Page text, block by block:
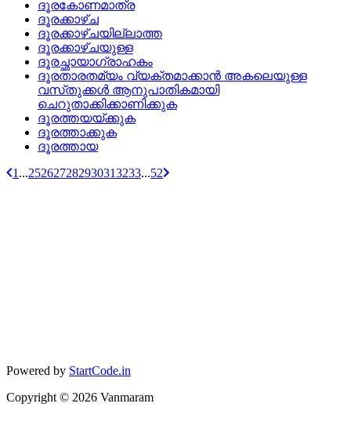
ദൂരകോണമാത്ര
ദൂരക്കാഴ്‌ച
ദൂരക്കാഴ്‌ചയില്ലാത്ത
ദൂരക്കാഴ്‌ചയുള്ള
ദൂരച്ഛായാഗ്രാഹകം
ദൂരതാരതമ്യം വ്യക്തമാക്കാന്‍ അകലെയുള്ള
വസ്‌തുക്കള്‍ ആനുപാതികമായി
ചെറുതാക്കിക്കാണിക്കുക
ദൂരത്തയയ്‌ക്കുക
ദൂരത്താക്കുക
ദൂരത്തായ
1 ...252627282930313233...52
Powered by StartCode.in
Copyright © 2026 Vanmaram